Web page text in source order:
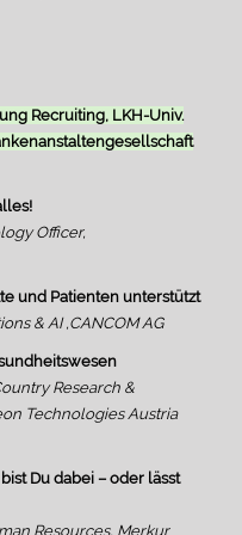
Recruiting, LKH-Univ.
Officer,
und Patienten unterstützt
& AI ,CANCOM AG
Research &
Technologies Austria
Du dabei – oder lässt
Resources, Merkur